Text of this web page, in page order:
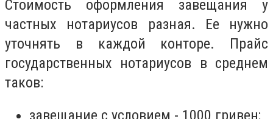
Стоимость оформления завещания у
частных нотариусов разная. Ее нужно
уточнять в каждой конторе. Прайс
государственных нотариусов в среднем
таков:
завещание с условием - 1000 гривен;